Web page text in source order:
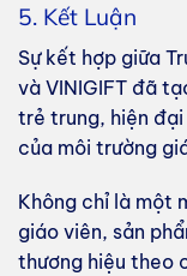
5. Kết Luận
Sự kết hợp giữa
và VINIGIFT đã
trẻ trung, hiện
của môi trường
Không chỉ là một
giáo viên, sản
thương hiệu theo